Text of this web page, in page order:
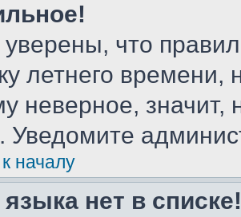
что
летнего
неверное, значит,
Уведомите
началу
нет в списке!